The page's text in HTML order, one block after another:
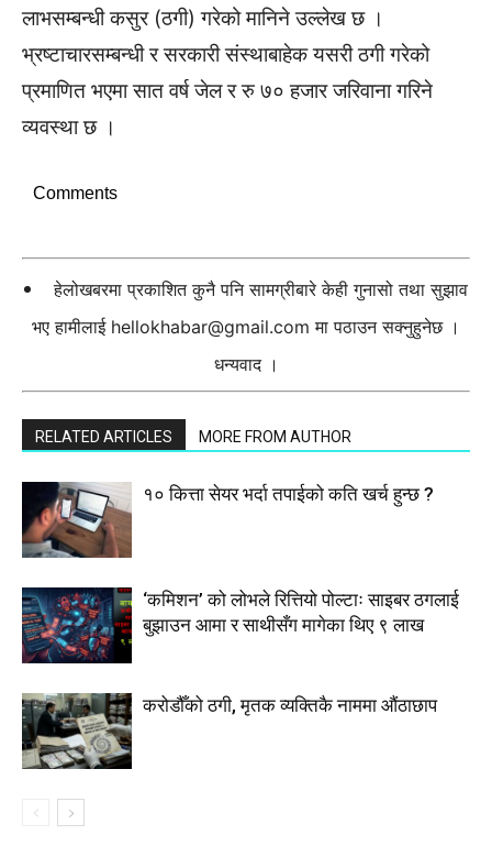
लाभसम्बन्धी कसुर (ठगी) गरेको मानिने उल्लेख छ ।
भ्रष्टाचारसम्बन्धी र सरकारी संस्थाबाहेक यसरी ठगी गरेको
प्रमाणित भएमा सात वर्ष जेल र रु ७० हजार जरिवाना गरिने
व्यवस्था छ ।
Comments
हेलोखबरमा प्रकाशित कुनै पनि सामग्रीबारे केही गुनासो तथा सुझाव
भए हामीलाई hellokhabar@gmail.com मा पठाउन सक्नुहुनेछ ।
धन्यवाद ।
RELATED ARTICLES MORE FROM AUTHOR
१० कित्ता सेयर भर्दा तपाईको कति खर्च हुन्छ ?
‘कमिशन’ को लोभले रित्तियो पोल्टाः साइबर ठगलाई
बुझाउन आमा र साथीसँग मागेका थिए ९ लाख
करोडौँको ठगी, मृतक व्यक्तिकै नाममा औंठाछाप